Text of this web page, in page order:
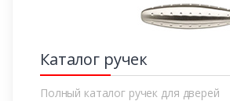
Каталог ручек
Полный каталог ручек для дверей